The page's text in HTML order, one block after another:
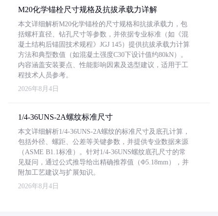
M20化学锚栓尺寸规格及抗拔承载力详解
本文详细解析M20化学锚栓的尺寸规格和抗拔承载力，包
括螺杆直径、钻孔尺寸等参数，并依据专业标准（如《混
凝土结构后锚固技术规程》JGJ 145）提供抗拔承载力计算
方法和典型数值（如混凝土强度C30下设计值约80kN）。
内容涵盖安装要点、性能影响因素及选型建议，适用于工
程技术人员参考。
2026年8月4日
1/4-36UNS-2A螺纹标准尺寸
本文详细解析1/4-36UNS-2A螺纹的标准尺寸及底孔计算，
包括外径、螺距、公差等关键参数，并提供专业数据来源
（ASME B1.1标准）。针对1/4-36UNS螺纹底孔尺寸的常
见疑问，通过公式推导给出精确推荐值（Φ5.18mm），并
附加工艺建议与扩展知识。
2026年8月4日